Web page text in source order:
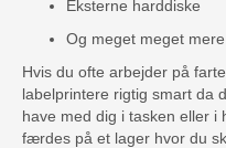
Eksterne harddiske
Og meget meget mere
Hvis du ofte arbejder på
labelprintere rigtig smart da
have med dig i tasken eller i
færdes på et lager hvor du